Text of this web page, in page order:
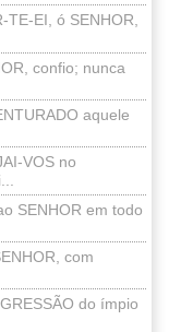
TE-EI, ó SENHOR,
confio; nunca
aquele
VOS no
SENHOR em todo
com
do ímpio